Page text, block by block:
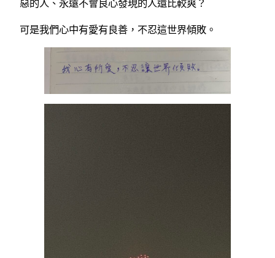
惡的人、永遠不會良心發現的人還比較爽？
可是我們心中有愛有良善，不忍這世界傾敗。